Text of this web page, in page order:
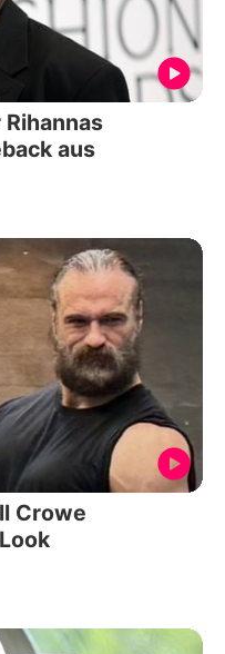
aus
Crowe